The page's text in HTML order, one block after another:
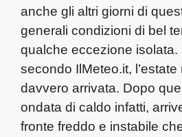
anche gli altri giorni di
generali condizioni di bel
qualche eccezione isolata.
secondo IlMeteo.it,
davvero arrivata. Dopo
ondata di caldo infatti,
fronte freddo e instabile